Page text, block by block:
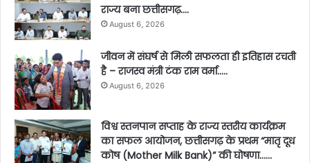
राज्य बना छत्तीसगढ़….
August 6, 2026
जीवन में संघर्ष से मिली सफलता ही इतिहास रचती
है – राजस्व मंत्री टंक राम वर्मा…..
August 6, 2026
विश्व स्तनपान सप्ताह के राज्य स्तरीय कार्यक्रम
का सफल आयोजन, छत्तीसगढ़ के प्रथम “मातृ दूध
कोष (Mother Milk Bank)” की घोषणा……